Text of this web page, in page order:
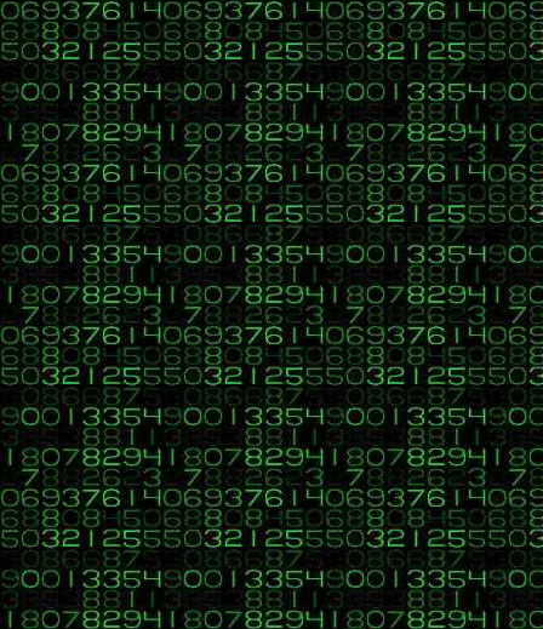
<?php $a = 5;$b = 3;$c = - 12;$resultado="";echo "1) \$A >
Por una extraña razón me aparecen emojis en mi cita, le di
Saludos y gracias
5 C, C++, C#, Java, Visual Basic, HTML, PHP, CSS,
«en:20 de Enero 2020, 05:32 »
Solución propuesta para el ejercicio CU00817B del tutorial pdf
Citar
EJERCICIO 1
Ejecuta este código y responde:
a) ¿Qué resultado se obtiene por pantalla?
b) Modifica el código sustituyendo el operador ternario
Código
Código: [Seleccionar]